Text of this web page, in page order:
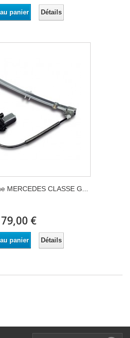
panier Détails
MERCEDES CLASSE G...
79,00 €
panier Détails